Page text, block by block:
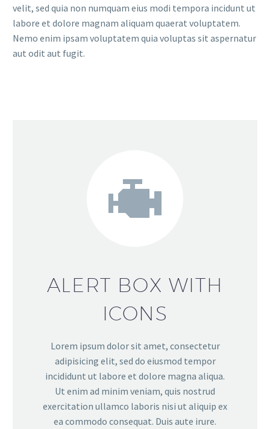
velit, sed quia non numquam eius modi tempora incidunt ut
labore et dolore magnam aliquam quaerat voluptatem.
Nemo enim ipsam voluptatem quia voluptas sit aspernatur
aut odit aut fugit.


ALERT BOX WITH
ICONS
Lorem ipsum dolor sit amet, consectetur
adipisicing elit, sed do eiusmod tempor
incididunt ut labore et dolore magna aliqua.
Ut enim ad minim veniam, quis nostrud
exercitation ullamco laboris nisi ut aliquip ex
ea commodo consequat. Duis aute irure.